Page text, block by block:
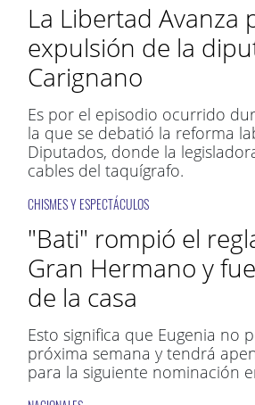
La Libertad Avanza
expulsión de la
Carignano
Es por el episodio ocurrido
la que se debatió la reforma
Diputados, donde la
cables del taquígrafo.
CHISMES Y ESPECTÁCULOS
"Bati" rompió el
Gran Hermano y
de la casa
Esto significa que Eugenia no
próxima semana y tendrá
para la siguiente nominación